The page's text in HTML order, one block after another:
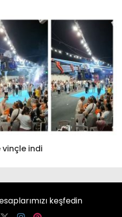
indi
keşfedin